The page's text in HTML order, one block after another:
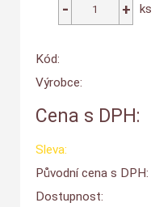
ks
Kód:
Výrobce:
Cena s DPH:
Sleva:
Původní cena s DPH:
Dostupnost: